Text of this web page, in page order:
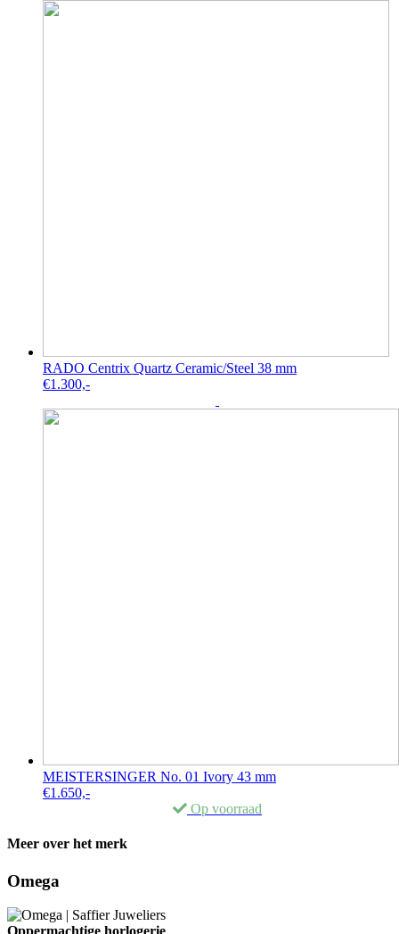
RADO Centrix Quartz Ceramic/Steel 38 mm
€1.300,-
MEISTERSINGER No. 01 Ivory 43 mm
€1.650,-
Op voorraad
Meer over het merk
Omega